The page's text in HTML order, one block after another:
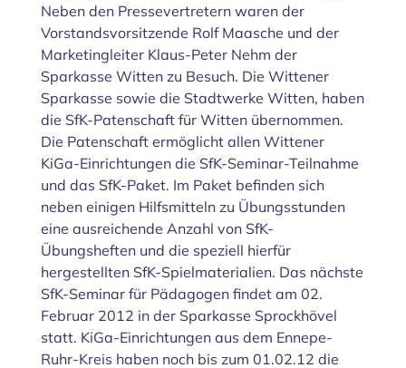
Neben den Pressevertretern waren der
Vorstandsvorsitzende Rolf Maasche und der
Marketingleiter Klaus-Peter Nehm der
Sparkasse Witten zu Besuch. Die Wittener
Sparkasse sowie die Stadtwerke Witten, haben
die SfK-Patenschaft für Witten übernommen.
Die Patenschaft ermöglicht allen Wittener
KiGa-Einrichtungen die SfK-Seminar-Teilnahme
und das SfK-Paket. Im Paket befinden sich
neben einigen Hilfsmitteln zu Übungsstunden
eine ausreichende Anzahl von SfK-
Übungsheften und die speziell hierfür
hergestellten SfK-Spielmaterialien. Das nächste
SfK-Seminar für Pädagogen findet am 02.
Februar 2012 in der Sparkasse Sprockhövel
statt. KiGa-Einrichtungen aus dem Ennepe-
Ruhr-Kreis haben noch bis zum 01.02.12 die